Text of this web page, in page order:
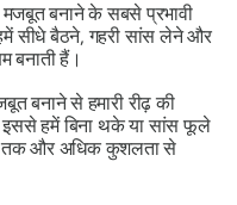
मजबूत बनाने के सबसे प्रभावी
सीधे बैठने, गहरी सांस लेने और
बनाती हैं।
बनाने से हमारी रीढ़ की
हमें बिना थके या सांस फूले
तक और अधिक कुशलता से